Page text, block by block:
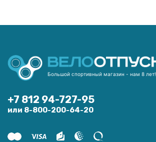
Большой спортивный магазин - нам 8 лет!
+7 812 94-727-95
или 8-800-200-64-20